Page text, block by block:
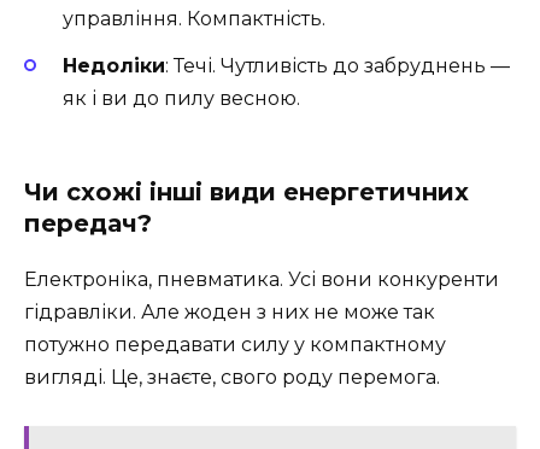
управління. Компактність.
Недоліки: Течі. Чутливість до забруднень —
як і ви до пилу весною.
Чи схожі інші види енергетичних
передач?
Електроніка, пневматика. Усі вони конкуренти
гідравліки. Але жоден з них не може так
потужно передавати силу у компактному
вигляді. Це, знаєте, свого роду перемога.